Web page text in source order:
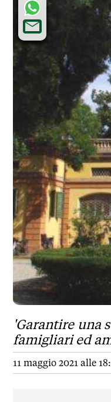
'Garantire una
famigliari ed
11 maggio 2021 alle